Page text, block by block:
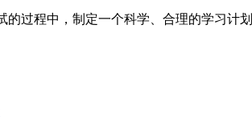
的过程中，制定一个科学、合理的学习